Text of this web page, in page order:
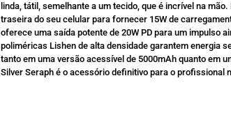
linda, tátil, semelhante a um tecido, que é incrível na
traseira do seu celular para fornecer 15W de
oferece uma saída potente de 20W PD para um impulso
poliméricas Lishen de alta densidade garantem energia
tanto em uma versão acessível de 5000mAh quanto em
Silver Seraph é o acessório definitivo para o profissional